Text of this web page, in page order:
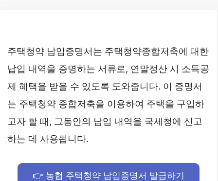
주택청약 납입증명서는 주택청약종합저축에 대한
납입 내역을 증명하는 서류로, 연말정산 시 소득공
제 혜택을 받을 수 있도록 도와줍니다. 이 증명서
는 주택청약 종합저축을 이용하여 주택을 구입하
고자 할 때, 그동안의 납입 내역을 국세청에 신고
하는 데 사용됩니다.
👉 농협 주택청약 납입증명서 발급하기